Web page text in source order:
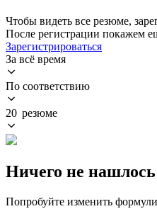
Чтобы видеть все резюме,
После регистрации покажем
Зарегистрироваться
За всё время
По соответствию
20 резюме
Ничего не нашлось
Попробуйте изменить